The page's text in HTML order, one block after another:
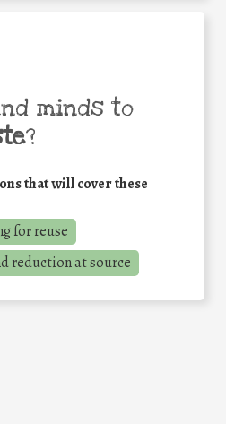
minds to
?
that will cover these
for reuse
reduction at source